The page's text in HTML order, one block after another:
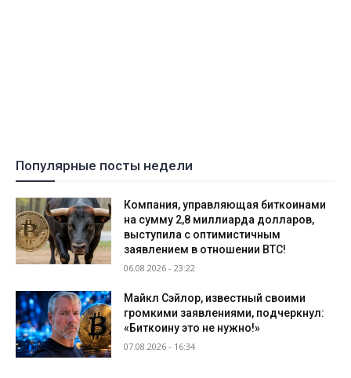
Популярные посты недели
Компания, управляющая биткоинами
на сумму 2,8 миллиарда долларов,
выступила с оптимистичным
заявлением в отношении BTC!
06.08.2026 - 23:22
Майкл Сэйлор, известный своими
громкими заявлениями, подчеркнул:
«Биткоину это не нужно!»
07.08.2026 - 16:34